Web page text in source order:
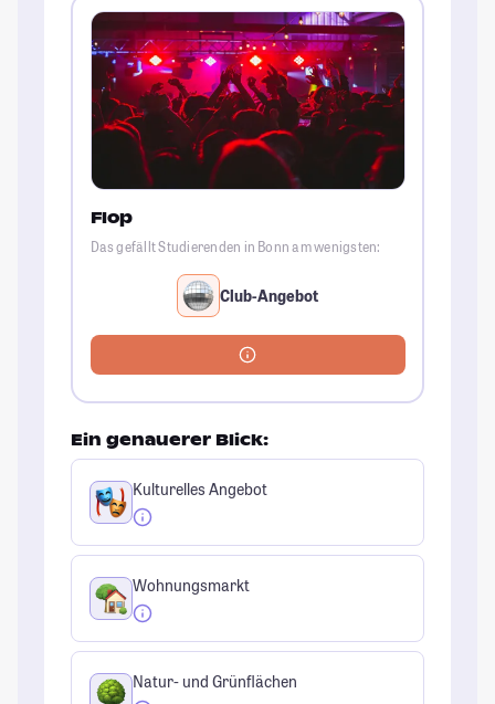
Flop
Das gefällt Studierenden in Bonn am wenigsten:
Club-Angebot
Ein genauerer Blick:
Kulturelles Angebot
Wohnungsmarkt
Natur- und Grünflächen